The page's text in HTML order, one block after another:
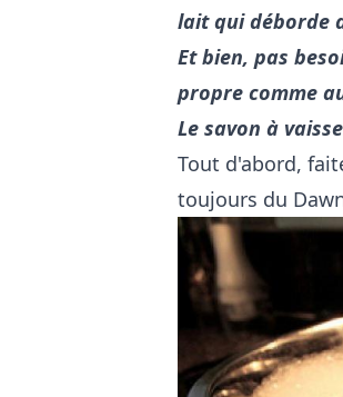
lait qui déborde
Et bien, pas
propre comme
Le savon à
Tout d'abord,
toujours du